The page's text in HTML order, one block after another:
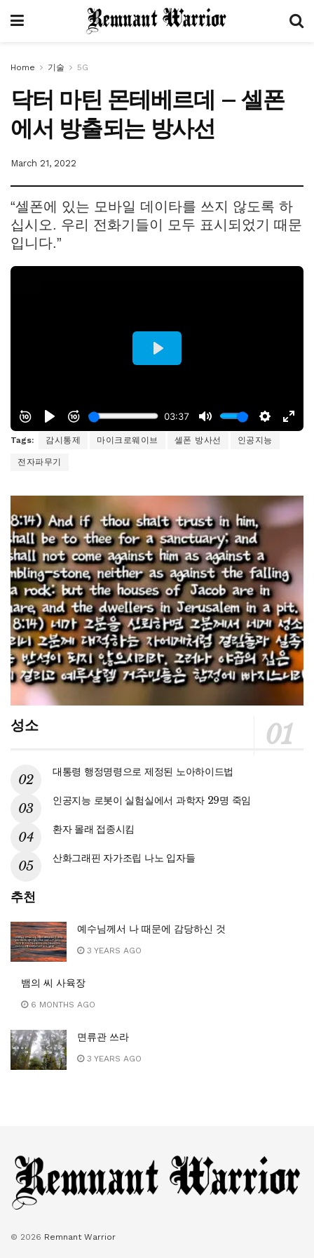
Home 기술 5G
닥터 마틴 몬테베르데 – 셀폰
에서 방출되는 방사선
March 21, 2022
“셀폰에 있는 모바일 데이타를 쓰지 않도록 하
십시오. 우리 전화기들이 모두 표시되었기 때문
입니다.”
Tags: 감시통제 마이크로웨이브 셀폰 방사선 인공지능
전자파무기
성소
대통령 행정명령으로 제정된 노아하이드법
인공지능 로봇이 실험실에서 과학자 29명 죽임
환자 몰래 접종시킴
산화그래핀 자가조립 나노 입자들
추천
예수님께서 나 때문에 감당하신 것
3 YEARS AGO
뱀의 씨 사육장
6 MONTHS AGO
면류관 쓰라
3 YEARS AGO
© 2026 Remnant Warrior